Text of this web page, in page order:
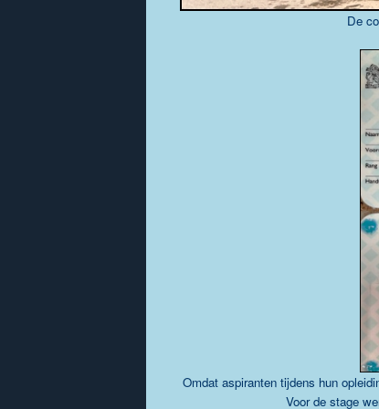
De
Omdat aspiranten tijdens hun
Voor de stage